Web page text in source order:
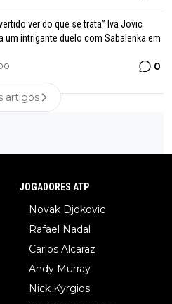
ver do que se trata” Iva Jovic
um intrigante duelo com Sabalenka em
0
artigos
JOGADORES ATP
Novak Djokovic
Rafael Nadal
Carlos Alcaraz
Andy Murray
Nick Kyrgios